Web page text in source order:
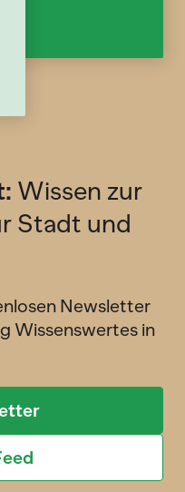
Wissen zur
Stadt und
Newsletter
Wissenswertes in